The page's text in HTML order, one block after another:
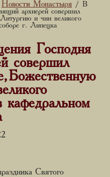
Новости Монастыря / В
архиерей совершил
и чин великого
г. Липецка
Господня
совершил
Божественную
Святого